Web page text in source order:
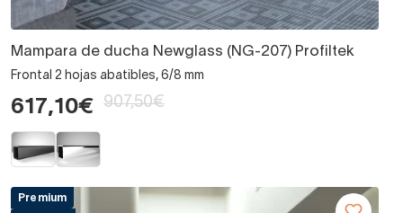
Mampara de ducha Newglass (NG-207) Profiltek
Frontal 2 hojas abatibles, 6/8 mm
617,10€ 907,50€
Premium